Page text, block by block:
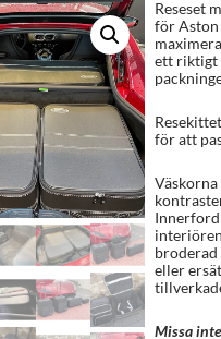
Reseset
för Aston
ett riktigt
för att
broderad
eller
Missa